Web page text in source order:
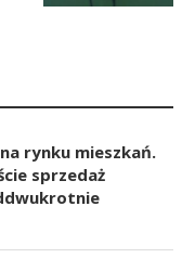
rynku mieszkań.
sprzedaż